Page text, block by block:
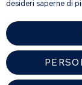
Fornendo
newsletter e le
interessarti.
Per ulteriori
nostrainformativa
desideri saperne di